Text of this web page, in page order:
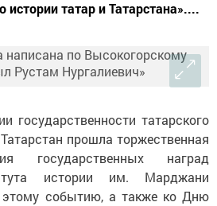
истории татар и Татарстана»....
государственности татарского
прошла торжественная
государственных наград
истории им. Марджани
событию, а также ко Дню